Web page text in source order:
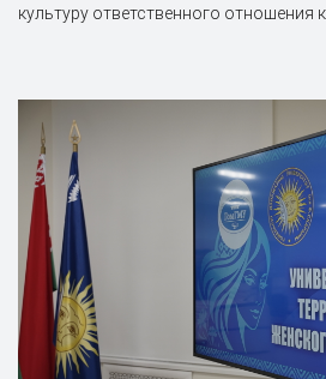
культуру ответственного отношения